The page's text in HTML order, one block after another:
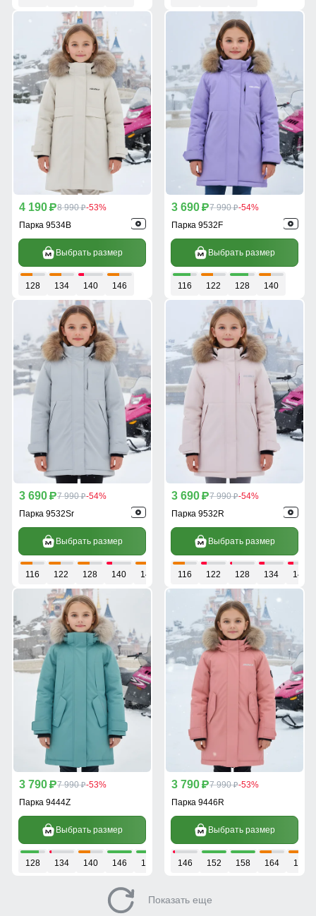
4 190 p8 990 p-53%
Парка 9534B
Выбрать размер
128 134 140 146
3 690 p7 990 p-54%
Парка 9532F
Выбрать размер
116 122 128 140
3 690 p7 990 p-54%
Парка 9532Sr
Выбрать размер
116 122 128 140 146
3 690 p7 990 p-54%
Парка 9532R
Выбрать размер
116 122 128 134 140
3 790 p7 990 p-53%
Парка 9444Z
Выбрать размер
128 134 140 146 152 158
3 790 p7 990 p-53%
Парка 9446R
Выбрать размер
146 152 158 164 170
Показать еще